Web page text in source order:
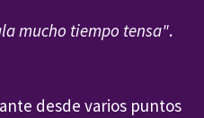
mucho tiempo tensa".
desde varios puntos